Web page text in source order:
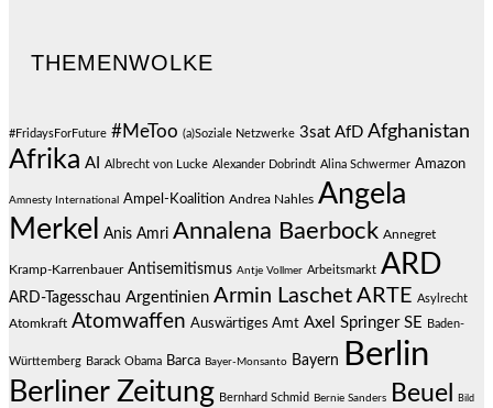
THEMENWOLKE
#FridaysForFuture #MeToo (a)Soziale Netzwerke 3sat AfD Afghanistan
Afrika AI Albrecht von Lucke Alexander Dobrindt Alina Schwermer Amazon
Amnesty International Ampel-Koalition Andrea Nahles Angela
Merkel
Anis Amri Annalena Baerbock Annegret
Kramp-Karrenbauer Antisemitismus Antje Vollmer Arbeitsmarkt ARD
ARD-Tagesschau Argentinien Armin Laschet ARTE Asylrecht
Atomkraft Atomwaffen Auswärtiges Amt Axel Springer SE Baden-
Württemberg Barack Obama Barca Bayer-Monsanto Bayern Berlin
Berliner Zeitung Bernhard Schmid Bernie Sanders Beuel Bild